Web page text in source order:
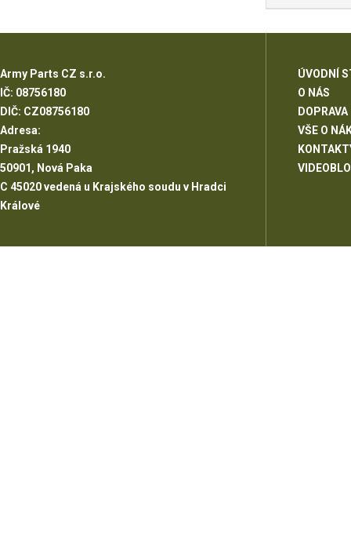
Army Parts CZ s.r.o.
IČ: 08756180
DIČ: CZ08756180
Adresa:
Pražská 1940
50901, Nová Paka
C 45020 vedená u Krajského soudu v Hradci
Králové
ÚVODNÍ
O NÁS
DOPRAVA
VŠE O